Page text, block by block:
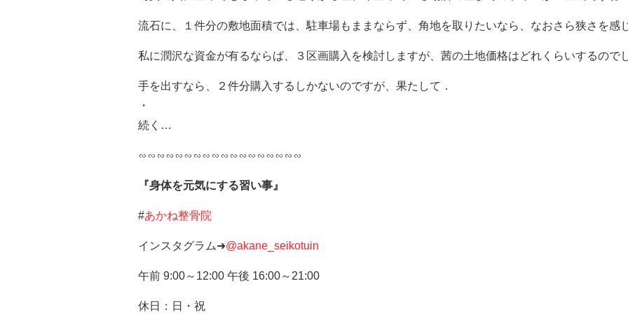
流石に、１件分の敷地面積では、駐車場もままならず、角地を取りたいなら、なおさら狭さを感
私に潤沢な資金が有るならば、３区画購入を検討しますが、茜の土地価格はどれくらいするので
手を出すなら、２件分購入するしかないのですが、果たして．
・
続く…
∽∽∽∽∽∽∽∽∽∽∽∽∽∽∽∽∽∽
『身体を元気にする習い事』
#あかね整骨院
インスタグラム➜@akane_seikotuin
午前 9:00～12:00 午後 16:00～21:00
休日：日・祝